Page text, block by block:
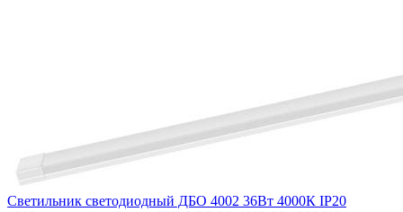
Светильник светодиодный ДБО 4002 36Вт 4000К IP20